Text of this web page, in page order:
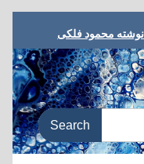
نوشته محمود فلکی
نوید کلاه‌رودی
نوشته هادی دقیق
یا مرگ یا تجدد،